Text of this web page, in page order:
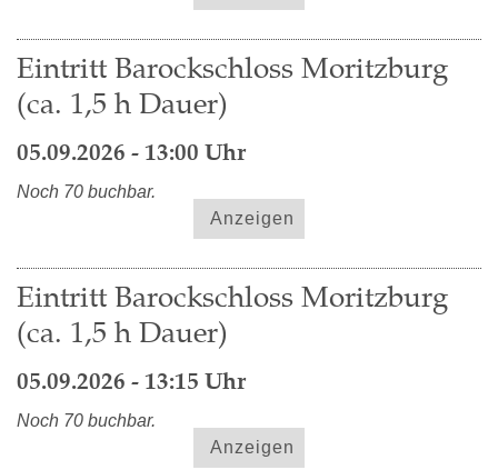
Eintritt Barockschloss Moritzburg
(ca. 1,5 h Dauer)
05.09.2026 - 13:00 Uhr
Noch 70 buchbar.
Anzeigen
Eintritt Barockschloss Moritzburg
(ca. 1,5 h Dauer)
05.09.2026 - 13:15 Uhr
Noch 70 buchbar.
Anzeigen